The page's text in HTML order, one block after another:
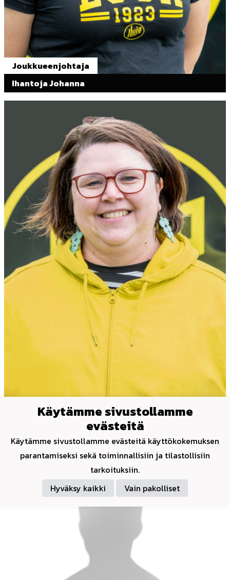
Joukkueenjohtaja
Ihantoja Johanna
Joukkueenjohtaja
Koivunen-Kutila Taina
Käytämme sivustollamme
evästeitä
Käytämme sivustollamme evästeitä käyttökokemuksen
parantamiseksi sekä toiminnallisiin ja tilastollisiin
tarkoituksiin.
Hyväksy kaikki
Vain pakolliset